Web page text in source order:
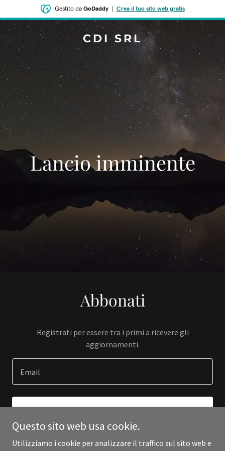
Gestito da GoDaddy| Crea il tuo sito web gratis
CDI SRL
‌Lancio imminente
Abbonati
Registrati per essere tra i primi a ricevere gli
aggiornamenti.
Email
Questo sito web usa cookie.
Utilizziamo i cookie per analizzare il traffico sul sito web e